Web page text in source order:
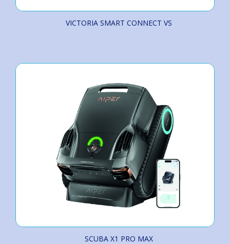
VICTORIA SMART CONNECT VS
SCUBA X1 PRO MAX